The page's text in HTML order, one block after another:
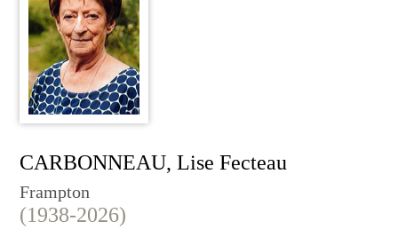
CARBONNEAU, Lise Fecteau
Frampton
(1938-2026)